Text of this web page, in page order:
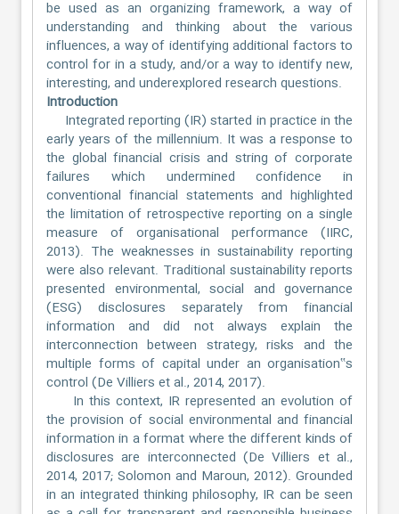
be used as an organizing framework, a way of
understanding and thinking about the various
influences, a way of identifying additional factors to
control for in a study, and/or a way to identify new,
interesting, and underexplored research questions.
Introduction
Integrated reporting (IR) started in practice in the
early years of the millennium. It was a response to
the global financial crisis and string of corporate
failures which undermined confidence in
conventional financial statements and highlighted
the limitation of retrospective reporting on a single
measure of organisational performance (IIRC,
2013). The weaknesses in sustainability reporting
were also relevant. Traditional sustainability reports
presented environmental, social and governance
(ESG) disclosures separately from financial
information and did not always explain the
interconnection between strategy, risks and the
multiple forms of capital under an organisation‟s
control (De Villiers et al., 2014, 2017).
In this context, IR represented an evolution of
the provision of social environmental and financial
information in a format where the different kinds of
disclosures are interconnected (De Villiers et al.,
2014, 2017; Solomon and Maroun, 2012). Grounded
in an integrated thinking philosophy, IR can be seen